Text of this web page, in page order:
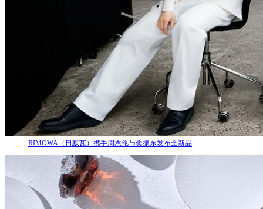
RIMOWA（日默瓦）携手周杰伦与樊振东发布全新品